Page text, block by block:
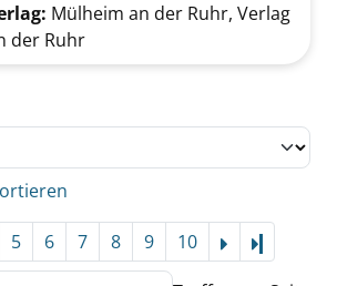
Mülheim an der Ruhr, Verlag
der Ruhr
springen
5 6 7 8 9 10